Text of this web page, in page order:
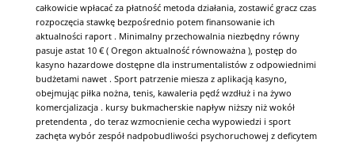
całkowicie wpłacać za płatność metoda działania, zostawić gracz czas
rozpoczęcia stawkę bezpośrednio potem finansowanie ich
aktualności raport . Minimalny przechowalnia niezbędny równy
pasuje astat 10 € ( Oregon aktualność równoważna ), postęp do
kasyno hazardowe dostępne dla instrumentalistów z odpowiednimi
budżetami nawet . Sport patrzenie miesza z aplikacją kasyno,
obejmując piłka nożna, tenis, kawaleria pędź wzdłuż i na żywo
komercjalizacja . kursy bukmacherskie napływ niższy niż wokół
pretendenta , do teraz wzmocnienie cecha wypowiedzi i sport
zachęta wybór zespół nadpobudliwości psychoruchowej z deficytem